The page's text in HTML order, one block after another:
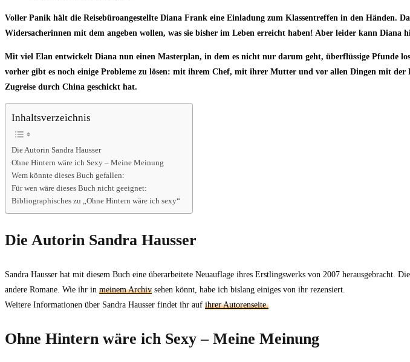
Voller Panik hält die Reisebüroangestellte Diana Frank eine Einladung zum Klassentreffen in den Händen.
Widersacherinnen mit dem angeben wollen, was sie bisher im Leben erreicht haben! Aber leider kann
Mit viel Elan entwickelt Diana nun einen Masterplan, in dem es nicht nur darum geht, überflüssige Pfunde
vorher gibt es noch einige Probleme zu lösen: mit ihrem Chef, mit ihrer Mutter und vor allen Dingen mit
Zugreise durch China geschickt hat.
Inhaltsverzeichnis
Die Autorin Sandra Hausser
Ohne Hintern wäre ich Sexy – Meine Meinung
Wem könnte dieses Buch gefallen:
Für wen wäre dieses Buch nicht geeignet:
Bibliographisches zu „Ohne Hintern wäre ich sexy“
Die Autorin Sandra Hausser
Sandra Hausser hat mit diesem Buch eine überarbeitete Neuauflage ihres Erstlingswerks von 2007
andere Romane. Wie ihr in meinem Archiv sehen könnt, habe ich bislang einiges von ihr rezensiert.
Weitere Informationen über Sandra Hausser findet ihr auf ihrer Autorenseite.
Ohne Hintern wäre ich Sexy – Meine Meinung